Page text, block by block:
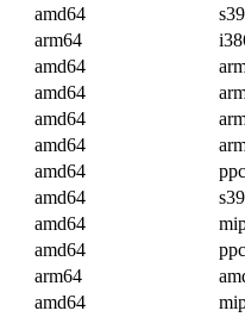
amd64
arm64
amd64
amd64
amd64
amd64
amd64
amd64
amd64
amd64
arm64
amd64